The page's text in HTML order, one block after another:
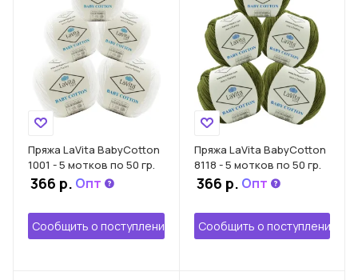
Пряжа LaVita BabyCotton
1001 - 5 мотков по 50 гр.
366 р. Опт
Сообщить о поступлении
Пряжа LaVita BabyCotton
8118 - 5 мотков по 50 гр.
366 р. Опт
Сообщить о поступлении